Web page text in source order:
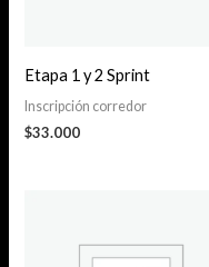
Etapa 1 y 2 Sprint
Inscripción corredor
$33.000